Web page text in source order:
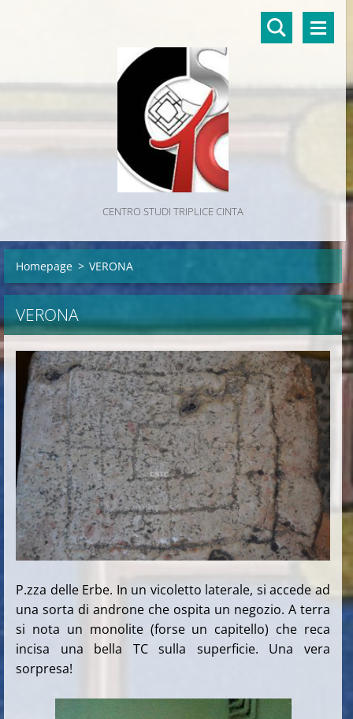
CENTRO STUDI TRIPLICE CINTA
Homepage > VERONA
VERONA
P.zza delle Erbe. In un vicoletto laterale, si accede ad
una sorta di androne che ospita un negozio. A terra
si nota un monolite (forse un capitello) che reca
incisa una bella TC sulla superficie. Una vera
sorpresa!